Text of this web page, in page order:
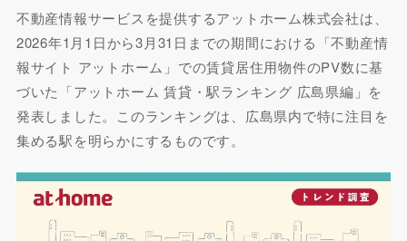
不動産情報サービスを提供するアットホーム株式会社は、
2026年1月1日から3月31日までの期間における「不動産情
報サイト アットホーム」での賃貸居住用物件のPV数に基
づいた「アットホーム 賃貸・駅ランキング 広島県編」を
発表しました。このランキングは、広島県内で特に注目を
集める駅を明らかにするものです。